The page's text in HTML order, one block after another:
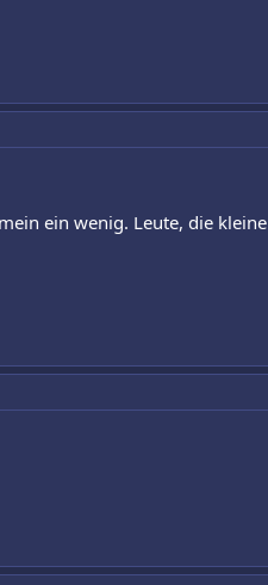
ein wenig. Leute, die kleine